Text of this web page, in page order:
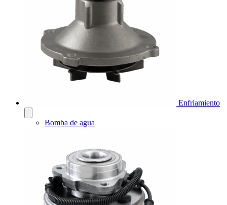
Enfriamiento
Bomba de agua